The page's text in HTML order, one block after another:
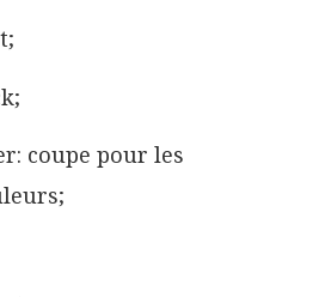
coupe pour les